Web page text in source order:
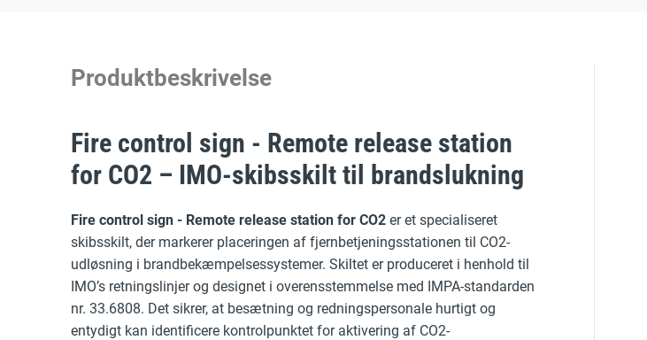
Produktbeskrivelse
Fire control sign - Remote release station
for CO2 – IMO-skibsskilt til brandslukning
Fire control sign - Remote release station for CO2 er et specialiseret
skibsskilt, der markerer placeringen af fjernbetjeningsstationen til CO2-
udløsning i brandbekæmpelsessystemer. Skiltet er produceret i henhold til
IMO’s retningslinjer og designet i overensstemmelse med IMPA-standarden
nr. 33.6808. Det sikrer, at besætning og redningspersonale hurtigt og
entydigt kan identificere kontrolpunktet for aktivering af CO2-